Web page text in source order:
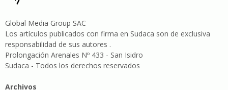
Global Media Group SAC
Los artículos publicados con firma en Sudaca son de exclusiva
responsabilidad de sus autores .
Prolongación Arenales Nº 433 - San Isidro
Sudaca - Todos los derechos reservados
Archivos